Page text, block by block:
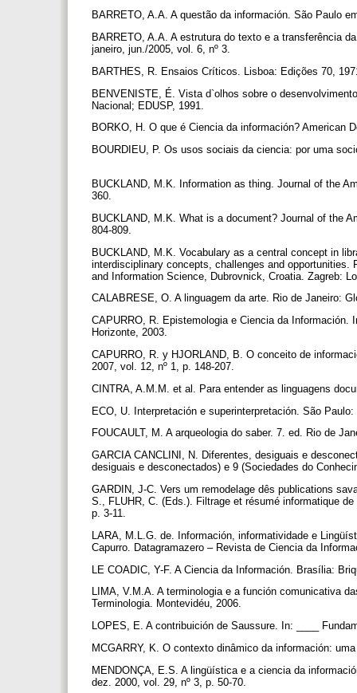
BARRETO, A.A. A questão da información. São Paulo
BARRETO, A.A. A estrutura do texto e a transferência
janeiro, jun./2005, vol. 6, nº 3.
BARTHES, R. Ensaios Críticos. Lisboa: Edições 70,
BENVENISTE, É. Vista d`olhos sobre o
Nacional; EDUSP, 1991.
BORKO, H. O que é Ciencia da información? American
BOURDIEU, P. Os usos sociais da ciencia: por uma
BUCKLAND, M.K. Information as thing. Journal of the
360.
BUCKLAND, M.K. What is a document? Journal of the
804-809.
BUCKLAND, M.K. Vocabulary as a central concept in
interdisciplinary concepts, challenges and opportunities.
and Information Science, Dubrovnick, Croatia. Zagreb:
CALABRESE, O. A linguagem da arte. Rio de Janeiro:
CAPURRO, R. Epistemologia e Ciencia da
Horizonte, 2003.
CAPURRO, R. y HJORLAND, B. O conceito de
2007, vol. 12, nº 1, p. 148-207.
CINTRA, A.M.M. et al. Para entender as linguagens
ECO, U. Interpretación e superinterpretación. São
FOUCAULT, M. A arqueologia do saber. 7. ed. Rio de
GARCIA CANCLINI, N. Diferentes, desiguais e
desiguais e desconectados) e 9 (Sociedades do
GARDIN, J-C. Vers um remodelage dês publications
S., FLUHR, C. (Eds.). Filtrage et résumé informatique
p. 3-11.
LARA, M.L.G. de. Información, informatividade e
Capurro. Datagramazero – Revista de Ciencia da
LE COADIC, Y-F. A Ciencia da Información. Brasília:
LIMA, V.M.A. A terminologia e a función comunicativa
Terminologia. Montevidéu, 2006.
LOPES, E. A contribuición de Saussure. In: ____
MCGARRY, K. O contexto dinâmico da información:
MENDONÇA, E.S. A lingüística e a ciencia da
dez. 2000, vol. 29, nº 3, p. 50-70.